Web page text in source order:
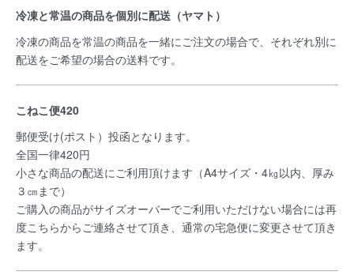
冷凍と常温の商品を個別に配送（ヤマト）
冷凍の商品を常温の商品を一緒にご注文の場合で、それぞれ別に
配送をご希望の場合の送料です。
こねこ便420
郵便受け(ポスト）投函となります。
全国一律420円
小さな商品の配送にご利用頂けます（A4サイズ・4㎏以内、厚み
３㎝まで）
ご購入の商品がサイズオーバーでご利用いただけない場合には再
度こちらからご連絡させて頂き、通常の宅急便に変更させて頂き
ます。